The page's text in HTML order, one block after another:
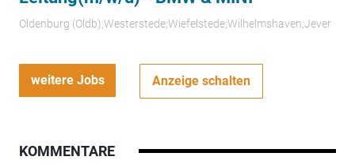
Oldenburg (Oldb);Westerstede;Wiefelstede;Wilhelmshaven;Jever
weitere Jobs Anzeige schalten
KOMMENTARE